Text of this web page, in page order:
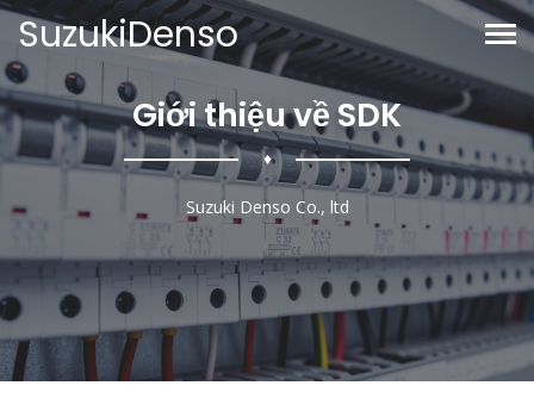
SuzukiDenso
Giới thiệu về SDK
♦
Suzuki Denso Co., ltd